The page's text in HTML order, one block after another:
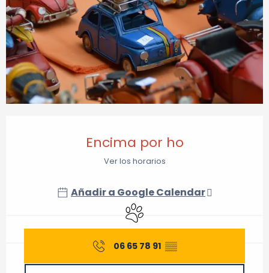
Encima por ho
Ver los horarios
Añadir a Google Calendar
Se aceptan animales
06 65 78 91 ▒▒